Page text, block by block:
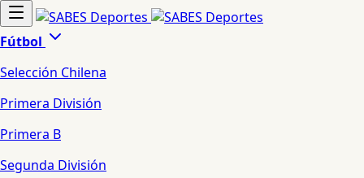
Fútbol
Selección Chilena
Primera División
Primera B
Segunda División